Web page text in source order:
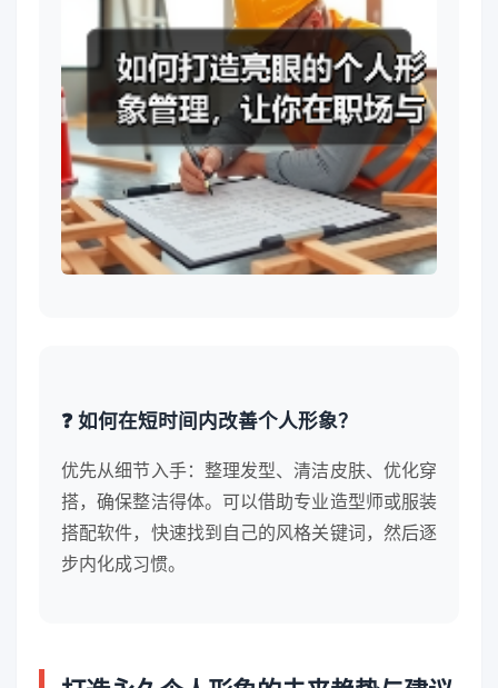
❓ 如何在短时间内改善个人形象？
优先从细节入手：整理发型、清洁皮肤、优化穿
搭，确保整洁得体。可以借助专业造型师或服装
搭配软件，快速找到自己的风格关键词，然后逐
步内化成习惯。